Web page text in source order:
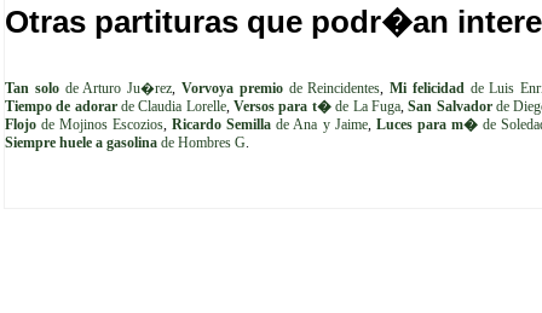
Otras partituras que podr�an
Tan solode Arturo Ju�rez, Vorvoya premiode Reincidentes,Mi felicidadde Luis
Tiempo de adorarde Claudia Lorelle,Versos para t�de La Fuga,San Salvadorde
Flojo de Mojinos Escozios,Ricardo Semilla de Ana y Jaime, Luces para m�de
Siempre huele a gasolina de Hombres G.